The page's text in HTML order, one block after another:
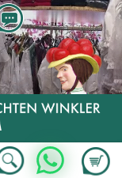
Zum
WhatsApp